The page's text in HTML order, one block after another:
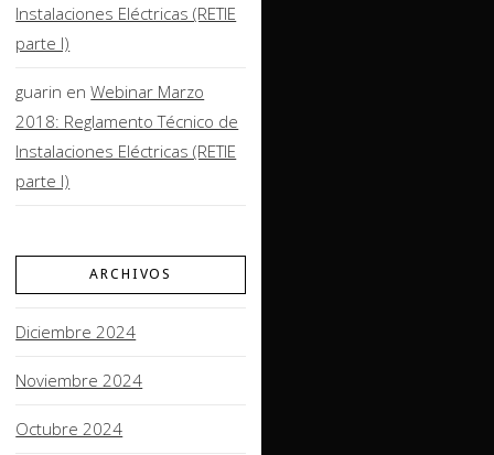
Instalaciones Eléctricas (RETIE
parte I)
guarin enWebinar Marzo
2018: Reglamento Técnico de
Instalaciones Eléctricas (RETIE
parte I)
ARCHIVOS
Diciembre 2024
Noviembre 2024
Octubre 2024